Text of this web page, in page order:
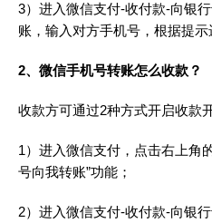
3）进入微信支付-收付款-向银
账，输入对方手机号，根据提示
2、微信手机号转账怎么收款？
收款方可通过2种方式开启收款
1）进入微信支付，点击右上角
号向我转账”功能；
2）进入微信支付-收付款-向银